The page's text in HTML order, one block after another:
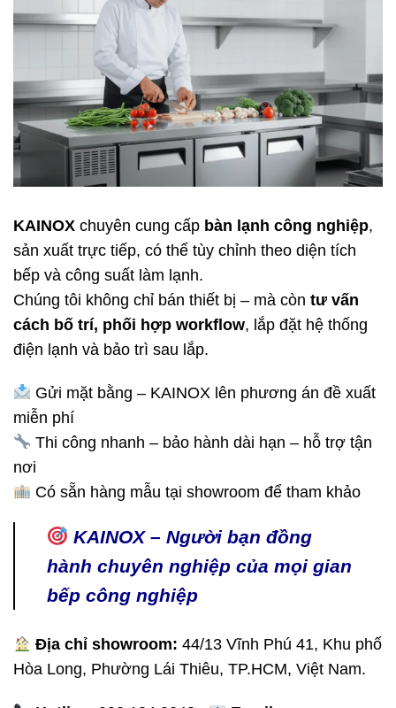
KAINOX chuyên cung cấp bàn lạnh công nghiệp,
sản xuất trực tiếp, có thể tùy chỉnh theo diện tích
bếp và công suất làm lạnh.
Chúng tôi không chỉ bán thiết bị – mà còn tư vấn
cách bố trí, phối hợp workflow, lắp đặt hệ thống
điện lạnh và bảo trì sau lắp.
Gửi mặt bằng – KAINOX lên phương án đề xuất
miễn phí
Thi công nhanh – bảo hành dài hạn – hỗ trợ tận
nơi
Có sẵn hàng mẫu tại showroom để tham khảo
KAINOX – Người bạn đồng
hành chuyên nghiệp của mọi gian
bếp công nghiệp
Địa chỉ showroom: 44/13 Vĩnh Phú 41, Khu phố
Hòa Long, Phường Lái Thiêu, TP.HCM, Việt Nam.